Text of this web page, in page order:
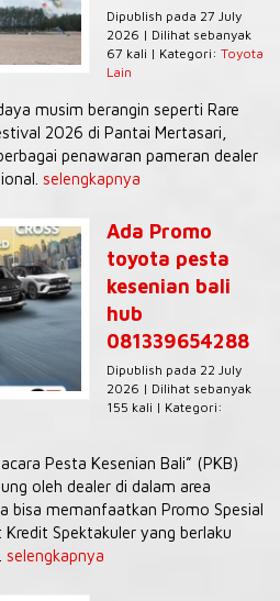
Dipublish pada 27 July
2026 | Dilihat sebanyak
67 kali | Kategori: Toyota
Lain
musim berangin seperti Rare
2026 di Pantai Mertasari,
penawaran pameran dealer
selengkapnya
Ada Promo
toyota pesta
kesenian bali
hub
081339654288
Dipublish pada 22 July
2026 | Dilihat sebanyak
155 kali | Kategori:
Pesta Kesenian Bali” (PKB)
oleh dealer di dalam area
bisa memanfaatkan Promo Spesial
Spektakuler yang berlaku
selengkapnya